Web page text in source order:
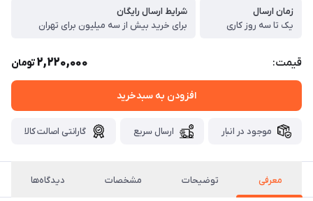
زمان ارسال
یک تا سه روز کاری
شرایط ارسال رایگان
برای خرید بیش از سه میلیون برای تهران
قیمت: 2,220,000تومان
افزودن به سبدخرید
موجود در انبار ارسال سریع گارانتی اصالت کالا
معرفی توضیحات مشخصات دیدگاه‌ها